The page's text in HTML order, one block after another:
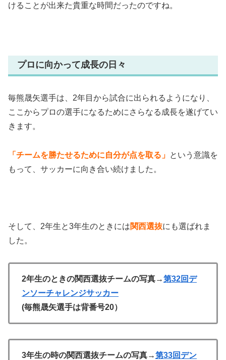
けることが出来た貴重な時間だったのですね。
プロに向かって成長の日々
毎熊晟矢選手は、2年目から試合に出られるようになり、
ここからプロの選手になるためにさらなる成長を遂げてい
きます。
「チームを勝たせるために自分が点を取る」 という意識を
もって、サッカーに向き合い続けました 。
そして、2年生と3年生のときには関西選抜にも選ばれま
した。
2年生のときの関西選抜チームの写真→第32回デ
ンソーチャレンジサッカー
(毎熊晟矢選手は背番号20）
3年生の時の関西選抜チームの写真→第33回デン